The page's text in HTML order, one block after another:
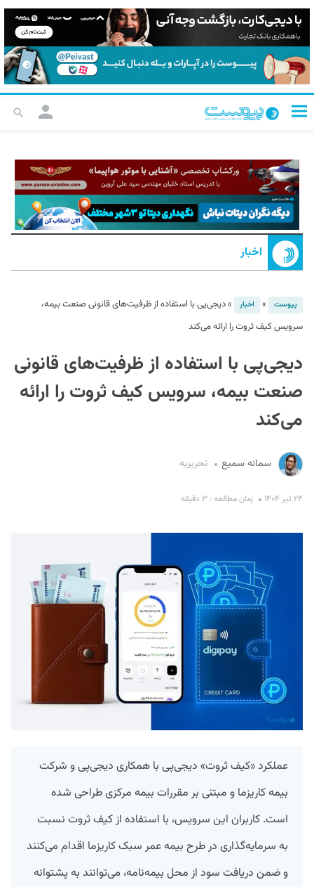
اخبار
پیوست » اخبار »دیجی‌پی با استفاده از ظرفیت‌های قانونی صنعت بیمه،
سرویس کیف ثروت را ارائه می‌کند
دیجی‌پی با استفاده از ظرفیت‌های قانونی
صنعت بیمه، سرویس کیف ثروت را ارائه
می‌کند
سمانه سمیع تحریریه
۲۴ تیر ۱۴۰۴ زمان مطالعه : ۳ دقیقه
عملکرد «کیف ثروت» دیجی‌پی با همکاری دیجی‌پی و شرکت
بیمه کاریزما و مبتنی بر مقررات بیمه مرکزی طراحی شده
است. کاربران این سرویس، با استفاده از کیف ثروت نسبت
به سرمایه‌گذاری در طرح بیمه عمر سبک کاریزما اقدام می‌کنند
و ضمن دریافت سود از محل بیمه‌نامه، می‌توانند به پشتوانه